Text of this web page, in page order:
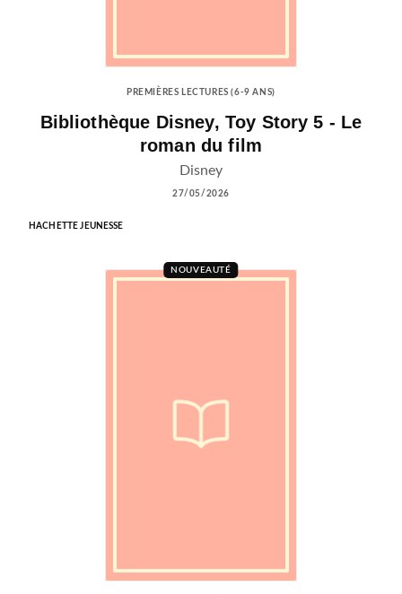
PREMIÈRES LECTURES (6-9 ANS)
Bibliothèque Disney, Toy Story 5 - Le
roman du film
Disney
27/05/2026
HACHETTE JEUNESSE
NOUVEAUTÉ